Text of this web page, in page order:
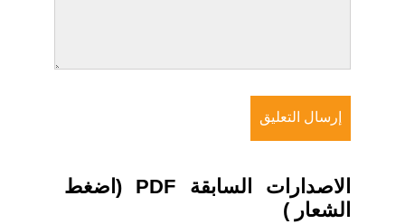
الاصدارات السابقة PDF (اضغط
الشعار )